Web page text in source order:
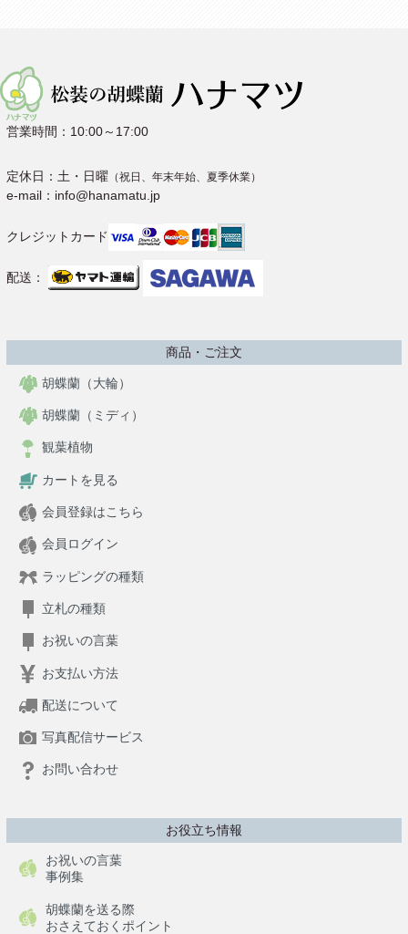
営業時間：10:00～17:00
定休日：土・日曜 （祝日、年末年始、夏季休業）
e-mail：info@hanamatu.jp
クレジットカード
配送：
商品・ご注文
胡蝶蘭（大輪）
胡蝶蘭（ミディ）
観葉植物
カートを見る
会員登録はこちら
会員ログイン
ラッピングの種類
立札の種類
お祝いの言葉
お支払い方法
配送について
写真配信サービス
お問い合わせ
お役立ち情報
お祝いの言葉
事例集
胡蝶蘭を送る際
おさえておくポイント